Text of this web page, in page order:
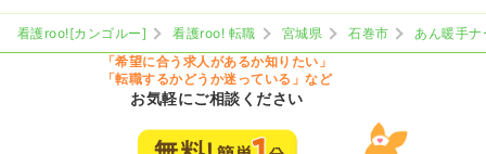
看護roo![カンゴルー] 看護roo! 転職 宮城県 石巻市
あん暖手
「希望に合う求人があるか知りたい」
「転職するかどうか迷っている」など
お気軽にご相談ください